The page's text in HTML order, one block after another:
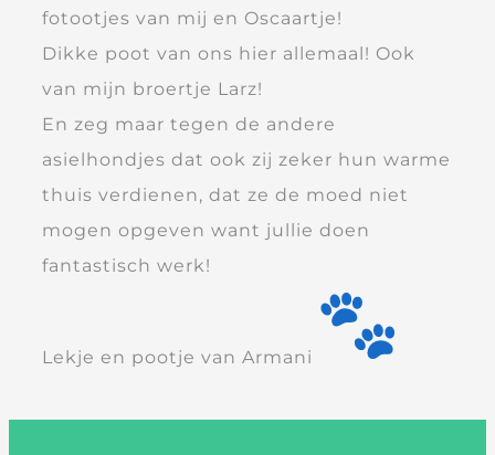
fotootjes van mij en Oscaartje!
Dikke poot van ons hier allemaal! Ook
van mijn broertje Larz!
En zeg maar tegen de andere
asielhondjes dat ook zij zeker hun warme
thuis verdienen, dat ze de moed niet
mogen opgeven want jullie doen
fantastisch werk!
Lekje en pootje van Armani